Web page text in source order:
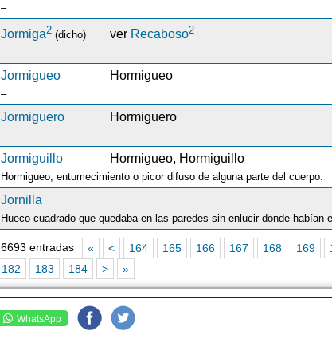
–
Jormiga2 (dicho) ver Recaboso2
–
Jormigueo Hormigueo
–
Jormiguero Hormiguero
–
Jormiguillo Hormigueo, Hormiguillo
Hormigueo, entumecimiento o picor difuso de alguna parte del cuerpo.
Jornilla
Hueco cuadrado que quedaba en las paredes sin enlucir donde
6693 entradas « < 164 165 166 167 168 169
182
183 184 > »
WhatsApp